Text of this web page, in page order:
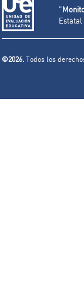
"
©2026.Todos los